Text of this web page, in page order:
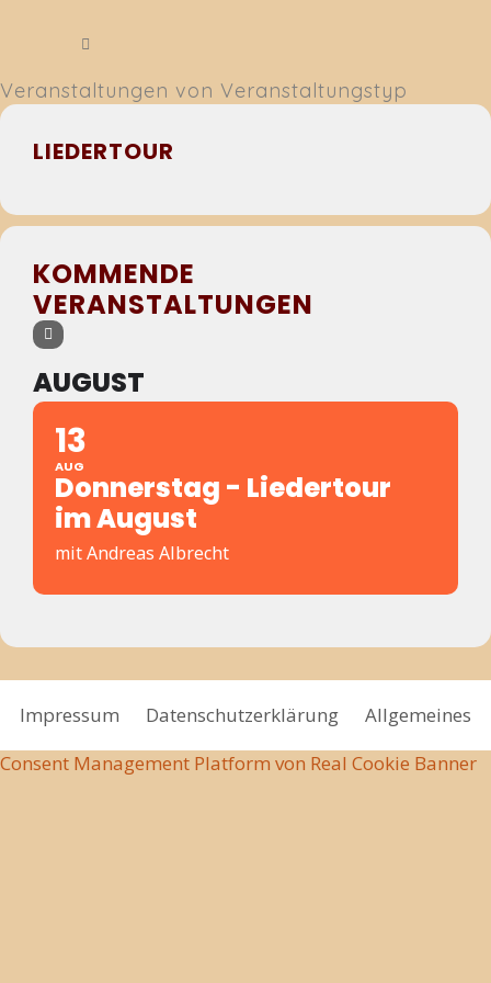
Veranstaltungen von Veranstaltungstyp
LIEDERTOUR
KOMMENDE
VERANSTALTUNGEN
AUGUST
13
AUG
Donnerstag - Liedertour
im August
mit Andreas Albrecht
Impressum Datenschutzerklärung
Allgemeines
Consent Management Platform von Real Cookie Banner